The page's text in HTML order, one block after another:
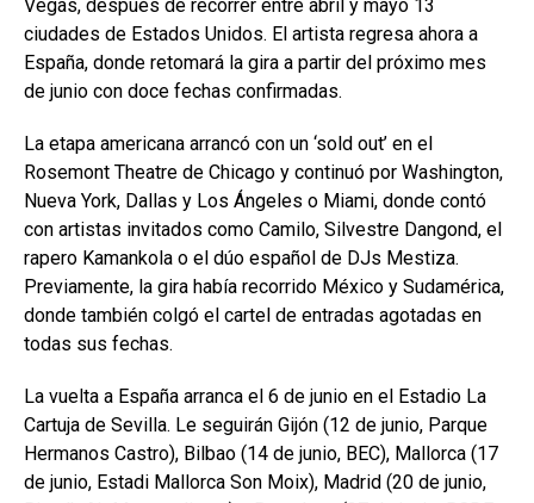
Vegas, después de recorrer entre abril y mayo 13
ciudades de Estados Unidos. El artista regresa ahora a
España, donde retomará la gira a partir del próximo mes
de junio con doce fechas confirmadas.
La etapa americana arrancó con un ‘sold out’ en el
Rosemont Theatre de Chicago y continuó por Washington,
Nueva York, Dallas y Los Ángeles o Miami, donde contó
con artistas invitados como Camilo, Silvestre Dangond, el
rapero Kamankola o el dúo español de DJs Mestiza.
Previamente, la gira había recorrido México y Sudamérica,
donde también colgó el cartel de entradas agotadas en
todas sus fechas.
La vuelta a España arranca el 6 de junio en el Estadio La
Cartuja de Sevilla. Le seguirán Gijón (12 de junio, Parque
Hermanos Castro), Bilbao (14 de junio, BEC), Mallorca (17
de junio, Estadi Mallorca Son Moix), Madrid (20 de junio,